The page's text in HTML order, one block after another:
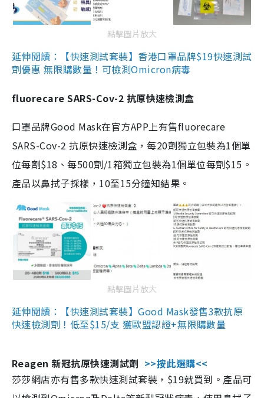
點擊圖片放大
延伸閱讀：【快速測試套裝】香港口罩品牌$19快速測試
劑優惠 無限購數量！可檢測Omicron病毒
fluorecare SARS-Cov-2 抗原快速檢測盒
口罩品牌Good Mask在官方APP上有售fluorecare
SARS-Cov-2 抗原快速檢測盒，每20劑獨立包裝為1個單
位每劑$18、每500劑/1箱獨立包裝為1個單位每劑$15。
產品以鼻拭子採樣，10至15分鐘知結果。
點擊圖片放大
延伸閱讀：【快速測試套裝】Good Mask發售3款抗原
快速檢測劑！低至$15/支 獲歐盟認證+無限購數量
Reagen 新冠抗原快速測試劑 >>按此選購<<
莎莎網店亦有售多款快速測試套裝，$19就買到。產品可